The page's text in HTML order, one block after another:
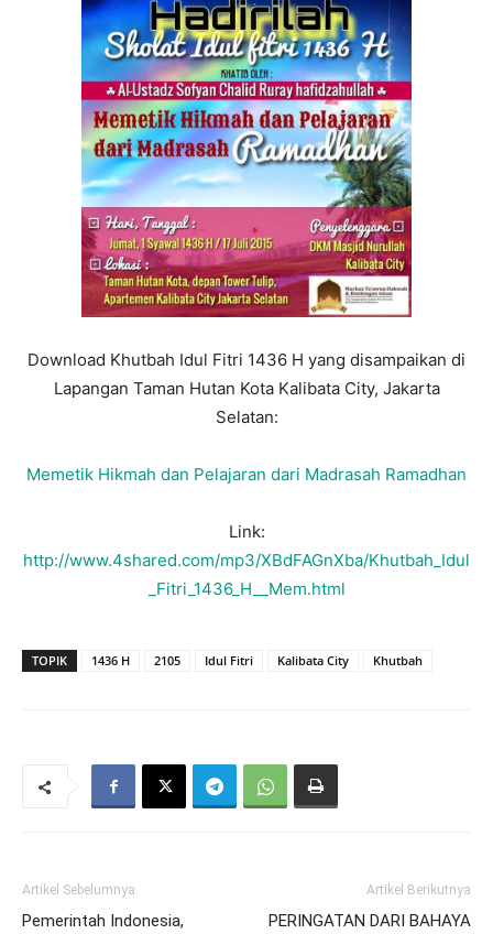
Download Khutbah Idul Fitri 1436 H yang disampaikan di
Lapangan Taman Hutan Kota Kalibata City, Jakarta
Selatan:
Memetik Hikmah dan Pelajaran dari Madrasah Ramadhan
Link:
http://www.4shared.com/mp3/XBdFAGnXba/Khutbah_Idul
_Fitri_1436_H__Mem.html
TOPIK 1436 H 2105 Idul Fitri Kalibata City Khutbah
Artikel Sebelumnya
Pemerintah Indonesia,
Artikel Berikutnya
PERINGATAN DARI BAHAYA